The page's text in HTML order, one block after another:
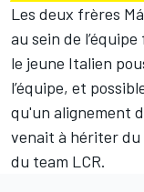
Les deux frères
au sein de
le jeune Italien
l’équipe, et
qu'un alignement
venait à hériter
du team LCR.